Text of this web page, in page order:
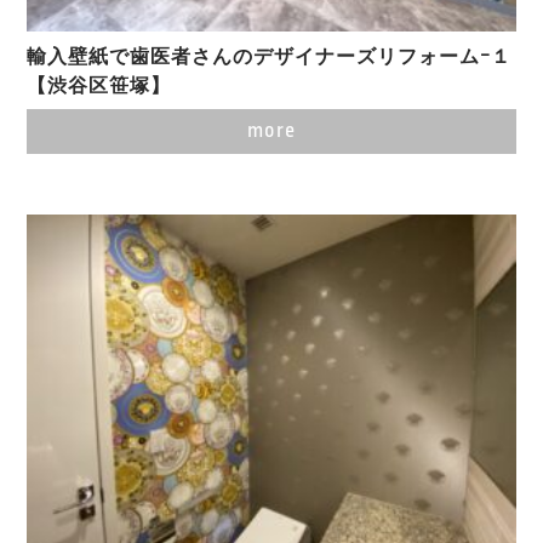
輸入壁紙で歯医者さんのデザイナーズリフォームｰ１
【渋谷区笹塚】
more